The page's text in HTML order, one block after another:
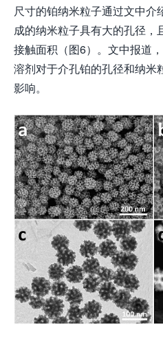
尺寸的铂纳米粒子通过文中介
成的纳米粒子具有大的孔径，
接触面积（图6）。文中报道
溶剂对于介孔铂的孔径和纳米
影响。